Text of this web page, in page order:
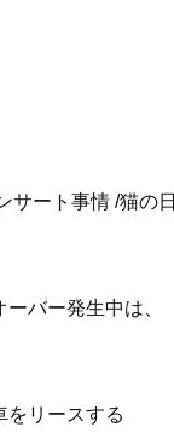
サート事情 /猫の日
ーバー発生中は、
をリースする